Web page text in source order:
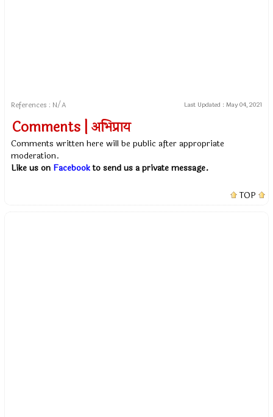
References : N/A Last Updated : May 04, 2021
Comments | अभिप्राय
Comments written here will be public after appropriate
moderation.
Like us on Facebookto send us a private message.
TOP